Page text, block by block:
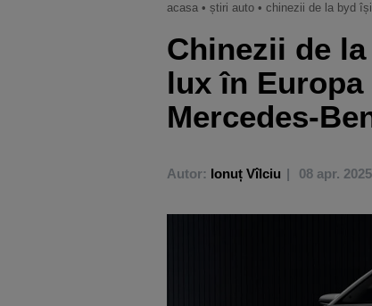
acasa • știri auto • chinezii de la byd
Chinezii de
lux în
Mercedes-
Autor: Ionuț Vîlciu 08 apr. 2025